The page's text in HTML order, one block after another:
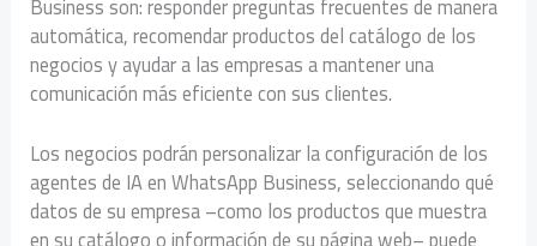
automática, recomendar productos del catálogo de los
negocios y ayudar a las empresas a mantener una
comunicación más eficiente con sus clientes.
Los negocios podrán personalizar la configuración de los
agentes de IA en WhatsApp Business, seleccionando qué
datos de su empresa –como los productos que muestra